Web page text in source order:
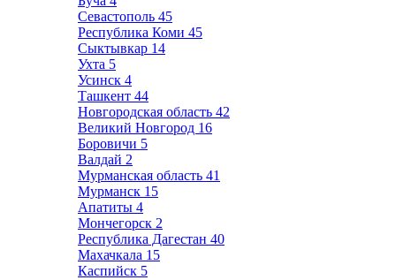
Севастополь 45
Республика Коми 45
Сыктывкар 14
Ухта 5
Усинск 4
Ташкент 44
Новгородская область 42
Великий Новгород 16
Боровичи 5
Валдай 2
Мурманская область 41
Мурманск 15
Апатиты 4
Мончегорск 2
Республика Дагестан 40
Махачкала 15
Каспийск 5